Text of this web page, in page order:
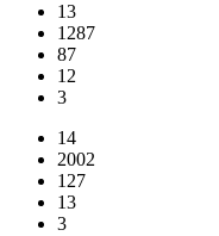
13
1287
87
12
3
14
2002
127
13
3